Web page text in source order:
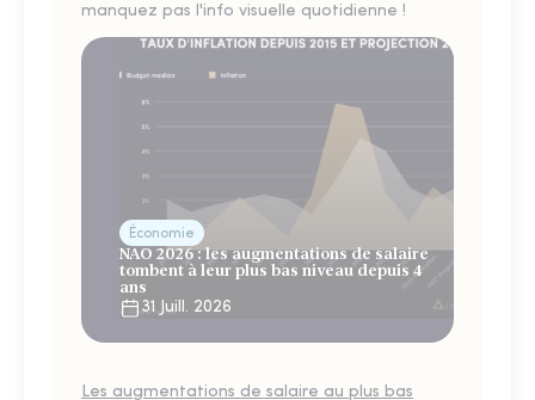
manquez pas l'info visuelle quotidienne !
Économie
NAO 2026 : les augmentations de salaire
tombent à leur plus bas niveau depuis 4
ans
31 Juill. 2026
Les augmentations de salaire au plus bas